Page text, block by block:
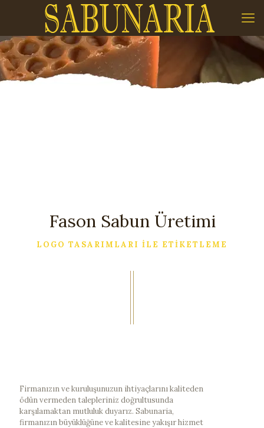
Fason Sabun Üretimi
LOGO TASARIMLARI İLE ETİKETLEME
Firmanızın ve kuruluşunuzun ihtiyaçlarını kaliteden
ödün vermeden talepleriniz doğrultusunda
karşılamaktan mutluluk duyarız. Sabunaria,
firmanızın büyüklüğüne ve kalitesine yakışır hizmet